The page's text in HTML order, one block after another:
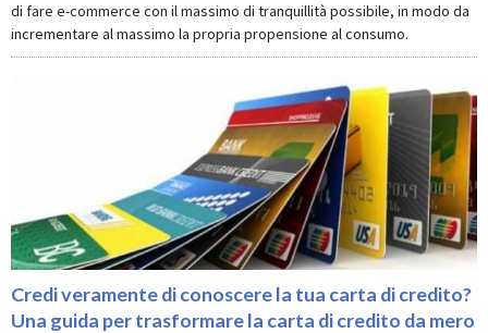
di fare e-commerce con il massimo di tranquillità possibile, in modo da
incrementare al massimo la propria propensione al consumo.
Credi veramente di conoscere la tua carta di credito?
Una guida per trasformare la carta di credito da mero